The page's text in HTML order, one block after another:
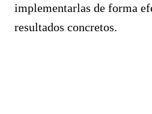
implementarlas de forma
resultados concretos.